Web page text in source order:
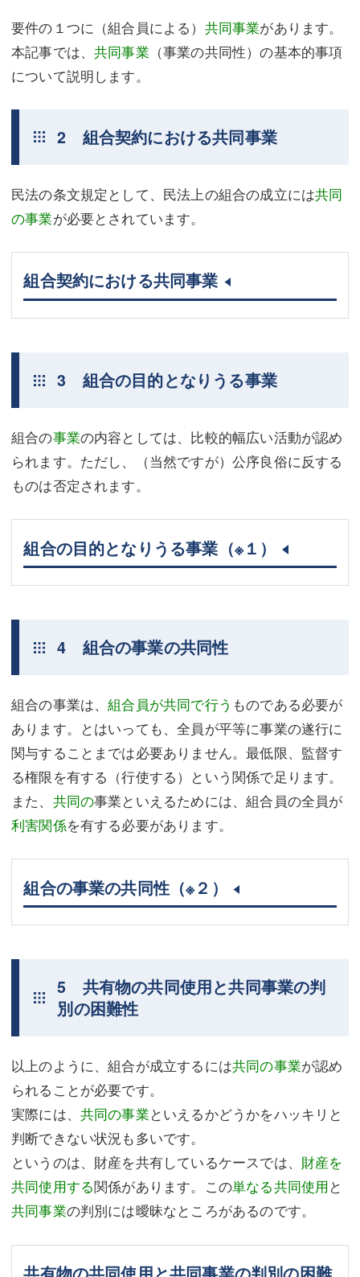
アクセス
東京事務所 (新宿・四谷)
川口事務所（埼玉県川口市）
東京事務所 (新宿・四谷)
埼玉事務所 (さいたま市)
お問い合せフォーム
要件の１つに（組合員による） 共同事業があります。
本記事では、共同事業 （事業の共同性）の基本的事項
について説明します。
2 組合契約における共同事業
民法の条文規定として、民法上の組合の成立には共同
の事業が必要とされています。
組合契約における共同事業
3 組合の目的となりうる事業
組合の事業の内容としては、比較的幅広い活動が認め
られます。ただし、（当然ですが）公序良俗に反する
ものは否定されます。
組合の目的となりうる事業 （※１）
4 組合の事業の共同性
組合の事業は、組合員が共同で行う ものである必要が
あります。とはいっても、全員が平等に事業の遂行に
関与することまでは必要ありません。最低限、監督す
る権限を有する（行使する）という関係で足ります。
また、 共同の事業といえるためには、組合員の全員が
利害関係を有する必要があります。
組合の事業の共同性 （※２）
5 共有物の共同使用と共同事業の判
別の困難性
以上のように、組合が成立するには共同の事業が認め
られることが必要です。
実際には、 共同の事業といえるかどうかをハッキリと
判断できない状況も多いです。
というのは、財産を共有しているケースでは、 財産を
共同使用する関係があります。この単なる共同使用と
共同事業の判別には曖昧なところがあるのです。